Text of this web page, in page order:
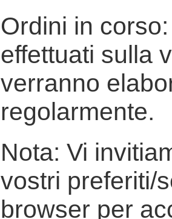
Ordini in
effettuati sulla
verranno
regolarmente.
Nota: Vi
vostri preferiti/
browser per